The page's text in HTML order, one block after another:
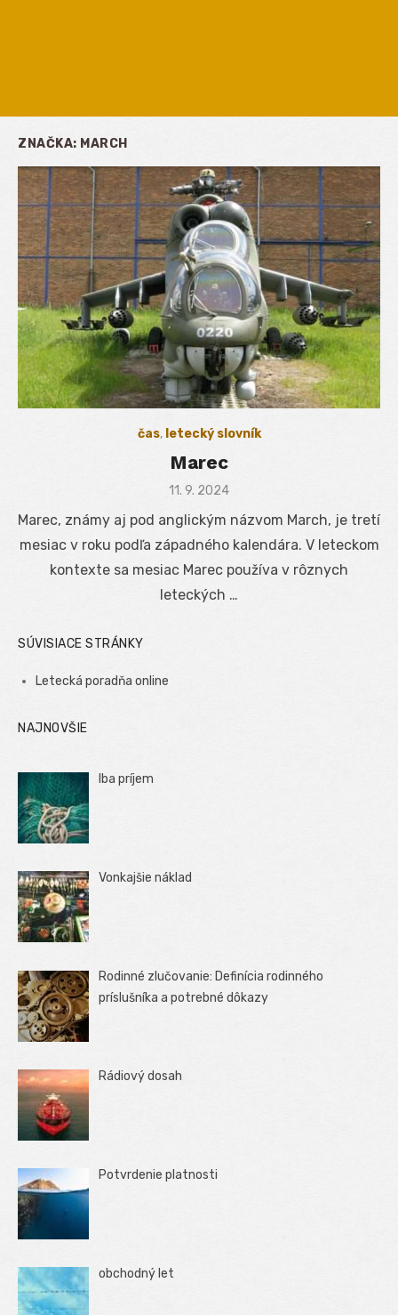
ZNAČKA: MARCH
čas, letecký slovník
Marec
Posted
11. 9. 2024
Marec, známy aj pod anglickým názvom March, je tretí
mesiac v roku podľa západného kalendára. V leteckom
kontexte sa mesiac Marec používa v rôznych
leteckých …
SÚVISIACE STRÁNKY
Letecká poradňa online
NAJNOVŠIE
Iba príjem
Vonkajšie náklad
Rodinné zlučovanie: Definícia rodinného
príslušníka a potrebné dôkazy
Rádiový dosah
Potvrdenie platnosti
obchodný let